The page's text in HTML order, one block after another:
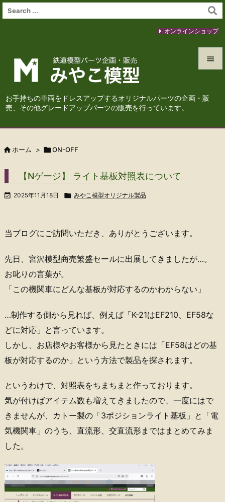
お手持ちの車両をドレスアップするオリジナルパーツの企画・販
売、その他グレードアップパーツの販売を行っています。




オンラインショップ
 ホーム > ON-OFF
【Nゲージ】 ライト基板対照表について
 2025年11月18日  みやこ模型オリジナル製品
当ブログにご訪問いただき、ありがとうございます。
先日、宮沢模型商売繁盛セールに出展してきましたが…。
お叱りの言葉が。
「この機関車にどんな基板が対応するのかわからない」
…制作する側から見れば、例えば「K-21はEF210、EF58な
どに対応」と言っています。
しかし、お店様やお客様から見たときには「EF58はどの基
板が対応するのか」という方法で製品を探されます。
というわけで、対照表をちまちまと作っております。
気が付けばアイテム数も増えてきましたので、一度にはで
きませんが、カトー製の「3ポジションライト基板」と「電
気機関車」のうち、直流形、交直流形まではまとめてみま
した。